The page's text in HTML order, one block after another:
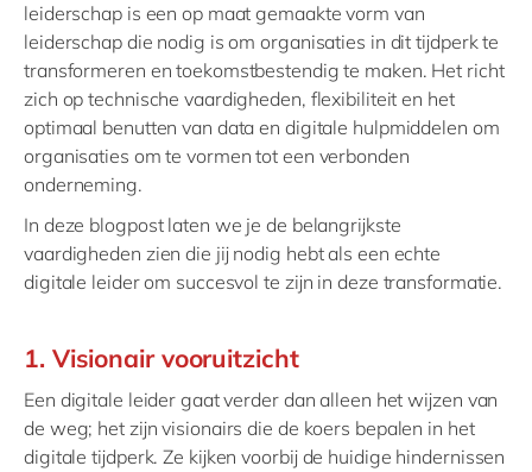
leiderschap is een op maat gemaakte vorm van
leiderschap die nodig is om organisaties in dit tijdperk te
transformeren en toekomstbestendig te maken. Het richt
zich op technische vaardigheden, flexibiliteit en het
optimaal benutten van data en digitale hulpmiddelen om
organisaties om te vormen tot een verbonden
onderneming.
In deze blogpost laten we je de belangrijkste
vaardigheden zien die jij nodig hebt als een echte
digitale leider om succesvol te zijn in deze transformatie.
1. Visionair vooruitzicht
Een digitale leider gaat verder dan alleen het wijzen van
de weg; het zijn visionairs die de koers bepalen in het
digitale tijdperk. Ze kijken voorbij de huidige hindernissen